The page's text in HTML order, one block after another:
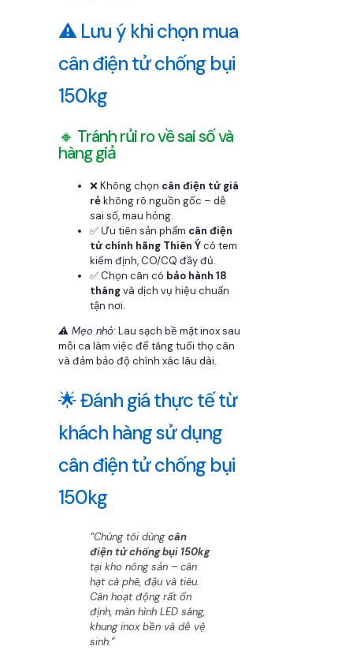
⚠️ Lưu ý khi chọn mua
cân điện tử chống bụi
150kg
🔸 Tránh rủi ro về sai số và
hàng giả
❌ Không chọn cân điện tử giá
rẻkhông rõ nguồn gốc – dễ
sai số, mau hỏng.
✅ Ưu tiên sản phẩm cân điện
tử chính hãng Thiên Ýcó tem
kiểm định, CO/CQ đầy đủ.
✅ Chọn cân có bảo hành 18
thángvà dịch vụ hiệu chuẩn
tận nơi.
⚠️ Mẹo nhỏ:Lau sạch bề mặt inox sau
mỗi ca làm việc để tăng tuổi thọ cân
và đảm bảo độ chính xác lâu dài.
🌟 Đánh giá thực tế từ
khách hàng sử dụng
cân điện tử chống bụi
150kg
“Chúng tôi dùngcân
điện tử chống bụi 150kg
tại kho nông sản – cân
hạt cà phê, đậu và tiêu.
Cân hoạt động rất ổn
định, màn hình LED sáng,
khung inox bền và dễ vệ
sinh.”